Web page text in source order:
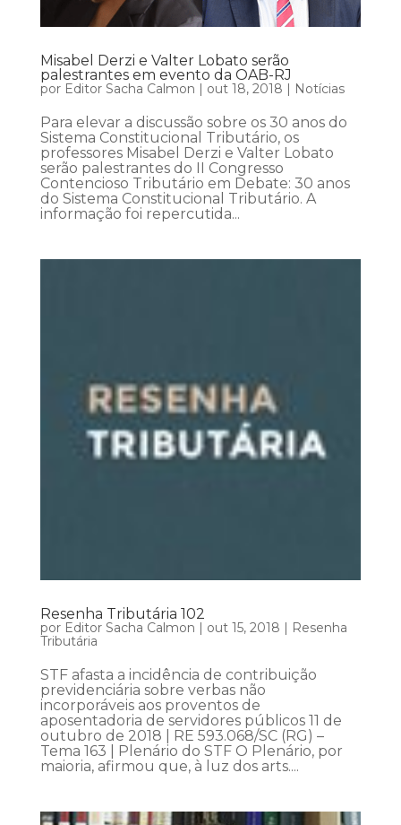
Misabel Derzi e Valter Lobato serão
palestrantes em evento da OAB-RJ
por Editor Sacha Calmon | out 18, 2018 | Notícias
Para elevar a discussão sobre os 30 anos do
Sistema Constitucional Tributário, os
professores Misabel Derzi e Valter Lobato
serão palestrantes do II Congresso
Contencioso Tributário em Debate: 30 anos
do Sistema Constitucional Tributário. A
informação foi repercutida...
Resenha Tributária 102
por Editor Sacha Calmon out 15, 2018
Resenha
Tributária
STF afasta a incidência de contribuição
previdenciária sobre verbas não
incorporáveis aos proventos de
aposentadoria de servidores públicos 11 de
outubro de 2018 | RE 593.068/SC (RG) –
Tema 163 | Plenário do STF O Plenário, por
maioria, afirmou que, à luz dos arts....